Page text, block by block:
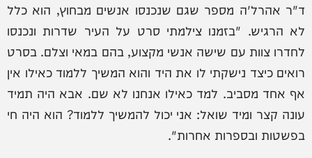
ד"ר אהרל'ה מספר שגם שנכנסו אנשים מבחוץ, הוא כלל
לא הרגיש. "בזמנו צילמתי סרט על העיר שדרות ונכנסו
לחדרו צוות עם שישה אנשי מקצוע, בהם במאי וצלם. בסרט
רואים כיצד נישקתי לו את היד והוא המשיך ללמוד כאילו אין
אף אחד מסביב. למד כאילו אנחנו לא שם. אבא היה תמיד
עונה קצר ומיד שואל: אני יכול להמשיך ללמוד? הוא היה חי
בפשטות ובספרות אחרות".